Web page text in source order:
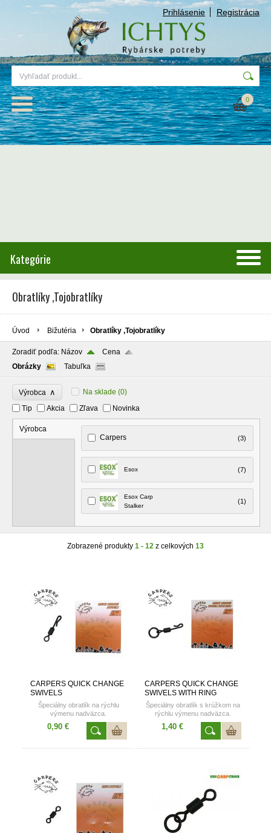
Prihlásenie Registrácia
0
Kategórie
Obratlíky ,Tojobratlíky
Úvod Bižutéria Obratlíky ,Tojobratlíky
Zoradiť podľa: Názov
Cena
Obrázky
Tabuľka
Výrobca ∧ Na sklade (0)
Tip
Akcia Zľava Novinka
Výrobca
Carpers
(3)
Esox (7)
Esox Carp
Stalker
(1)
Zobrazené produkty 1 - 12 z celkových 13
CARPERS QUICK CHANGE
SWIVELS
Špeciálny obratlík na rýchlu
výmenu nadväzca.
Katalógové číslo: 557012
0,90 €
CARPERS QUICK CHANGE
SWIVELS WITH RING
Špeciálny obratlík s krúžkom na
rýchlu výmenu nadväzca.
Katalógové číslo: 557013
1,40 €